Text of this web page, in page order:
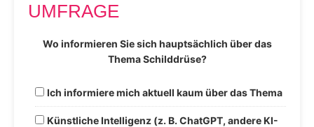
UMFRAGE
Wo informieren Sie sich hauptsächlich über das
Thema Schilddrüse?
Ich informiere mich aktuell kaum über das Thema
Künstliche Intelligenz (z. B. ChatGPT, andere KI-